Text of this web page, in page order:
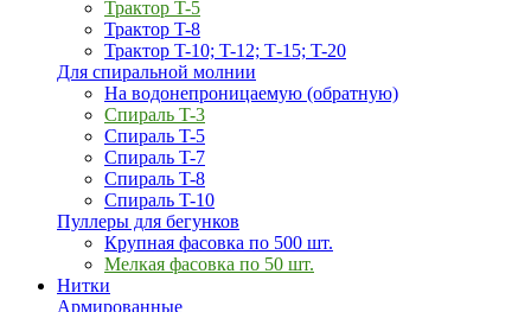
Трактор T-5
Трактор T-8
Трактор T-10; T-12; Т-15; T-20
Для спиральной молнии
На водонепроницаемую (обратную)
Спираль T-3
Спираль T-5
Спираль T-7
Спираль T-8
Спираль T-10
Пуллеры для бегунков
Крупная фасовка по 500 шт.
Мелкая фасовка по 50 шт.
Нитки
Армированные